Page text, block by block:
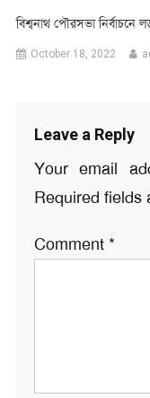
বিশ্বনাথ পৌরসভা নির্বাচনে
October 18, 2022
Leave a Reply
Your email
Required fields
Comment *